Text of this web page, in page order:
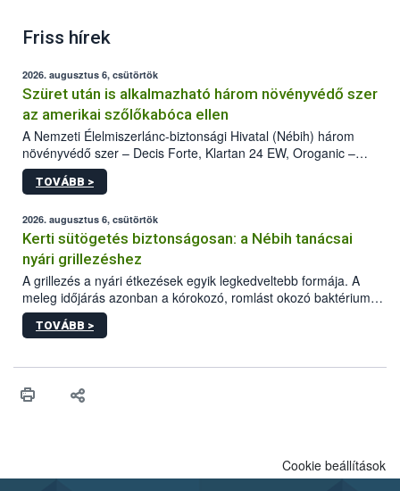
Friss hírek
2026. augusztus 6, csütörtök
Szüret után is alkalmazható három növényvédő szer
az amerikai szőlőkabóca ellen
A Nemzeti Élelmiszerlánc-biztonsági Hivatal (Nébih) három
növényvédő szer – Decis Forte, Klartan 24 EW, Oroganic –
engedélyokiratát módosította, így azok a szüretet követően,
egészen a vesszőérettség (BBCH 91) stádiumáig
érésű szőlőkben is legyen lehetőség a károsító elleni további
védekezésre. Az Oroganic készítmény kis kiszerelésben kiskerti
felhasználók számára is elérhető és ökológiai termesztésben is
engedélyezett.
TOVÁBB >
2026. augusztus 6, csütörtök
Kerti sütögetés biztonságosan: a Nébih tanácsai
nyári grillezéshez
A grillezés a nyári étkezések egyik legkedveltebb formája. A
meleg időjárás azonban a kórokozó, romlást okozó baktériumok
gyorsabb szaporodásának is kedvez. A szabadtéri sütögetés
ezért nem csupán a megfelelő sütési technikáról szól: legalább
higiéniai szabályok betartása, a megfelelő hőkezelés, valamint a
biztonsági Hivatal (Nébih) Oktatási Programja összegyűjtötte a
TOVÁBB >
Cookie beállítások